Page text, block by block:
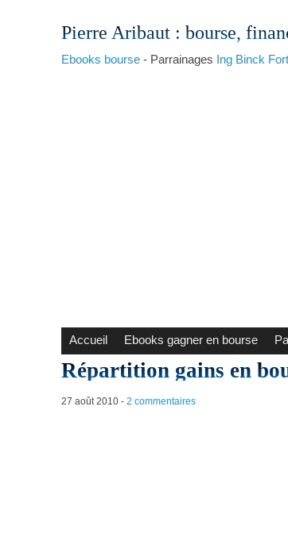
Pierre Aribaut: bourse,
Ebooks bourse- Parrainages Ing Binck
Accueil Ebooks gagner en bourse
Répartition gains en
27 août 2010- 2 commentaires